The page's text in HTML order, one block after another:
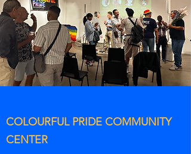
COLOURFUL PRIDE COMMUNITY
CENTER